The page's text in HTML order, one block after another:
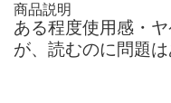
商品説明
ある程度使用感・
が、読むのに問題は